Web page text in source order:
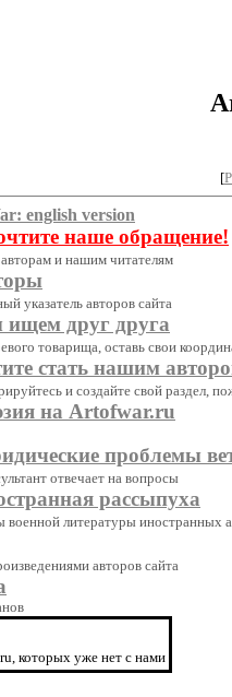
[
english version
наше обращение!
и нашим читателям
указатель авторов сайта
друг друга
товарища, оставь свои
стать нашим
и создайте свой раздел,
на Artofwar.ru
проблемы
отвечает на вопросы
рассыпуха
военной литературы иностранных
авторов сайта
которых уже нет с нами